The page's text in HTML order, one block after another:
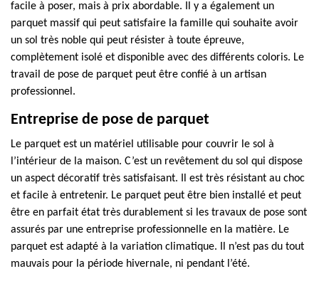
facile à poser, mais à prix abordable. Il y a également un
parquet massif qui peut satisfaire la famille qui souhaite avoir
un sol très noble qui peut résister à toute épreuve,
complètement isolé et disponible avec des différents coloris. Le
travail de pose de parquet peut être confié à un artisan
professionnel.
Entreprise de pose de parquet
Le parquet est un matériel utilisable pour couvrir le sol à
l’intérieur de la maison. C’est un revêtement du sol qui dispose
un aspect décoratif très satisfaisant. Il est très résistant au choc
et facile à entretenir. Le parquet peut être bien installé et peut
être en parfait état très durablement si les travaux de pose sont
assurés par une entreprise professionnelle en la matière. Le
parquet est adapté à la variation climatique. Il n’est pas du tout
mauvais pour la période hivernale, ni pendant l’été.